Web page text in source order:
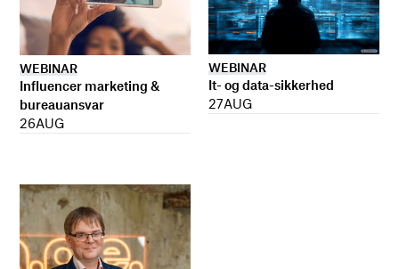
WEBINAR
Influencer marketing &
bureauansvar
26AUG
WEBINAR
It- og data-sikkerhed
27AUG